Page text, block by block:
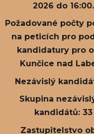
2026 do 16:00.
Požadované počty
na peticích pro
kandidatury pro
Kunčice nad
Nezávislý
Skupina
kandidátů: 33
Zastupitelstvo